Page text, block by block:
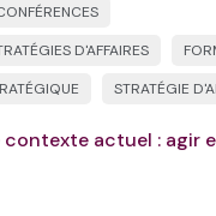
D'AFFAIRES
STRATÉGIE
contexte actuel : agir